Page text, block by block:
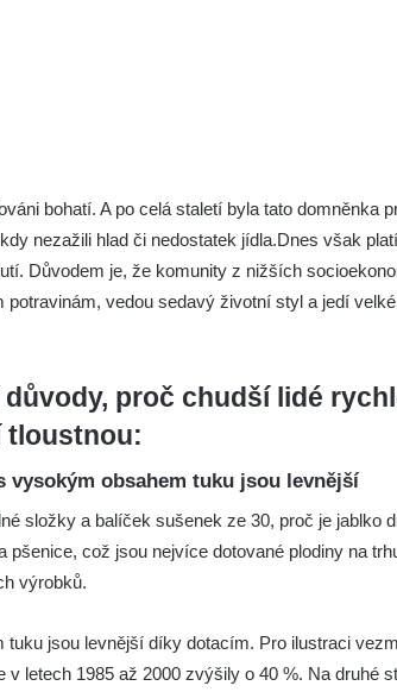
bohatí. A po celá staletí byla tato domněnka
nezažili hlad či nedostatek jídla.Dnes však
Důvodem je, že komunity z nižších
potravinám, vedou sedavý životní styl a jedí
proč chudší lidé
tloustnou:
vysokým obsahem tuku jsou levnější
složky a balíček sušenek ze 30, proč je jablko
pšenice, což jsou nejvíce dotované plodiny na
výrobků.
jsou levnější díky dotacím. Pro ilustraci
v letech 1985 až 2000 zvýšily o 40 %. Na druhé